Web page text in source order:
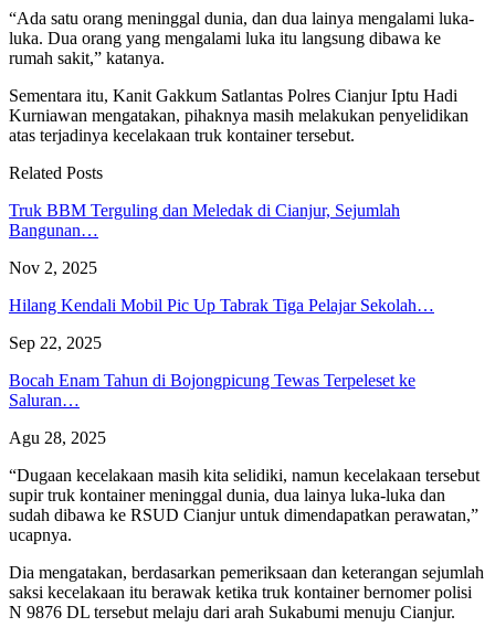
“Ada satu orang meninggal dunia, dan dua lainya mengalami luka-
luka. Dua orang yang mengalami luka itu langsung dibawa ke
rumah sakit,” katanya.
Sementara itu, Kanit Gakkum Satlantas Polres Cianjur Iptu Hadi
Kurniawan mengatakan, pihaknya masih melakukan penyelidikan
atas terjadinya kecelakaan truk kontainer tersebut.
Related Posts
Truk BBM Terguling dan Meledak di Cianjur, Sejumlah
Bangunan…
Nov 2, 2025
Hilang Kendali Mobil Pic Up Tabrak Tiga Pelajar Sekolah…
Sep 22, 2025
Bocah Enam Tahun di Bojongpicung Tewas Terpeleset ke
Saluran…
Agu 28, 2025
“Dugaan kecelakaan masih kita selidiki, namun kecelakaan tersebut
supir truk kontainer meninggal dunia, dua lainya luka-luka dan
sudah dibawa ke RSUD Cianjur untuk dimendapatkan perawatan,”
ucapnya.
Dia mengatakan, berdasarkan pemeriksaan dan keterangan sejumlah
saksi kecelakaan itu berawak ketika truk kontainer bernomer polisi
N 9876 DL tersebut melaju dari arah Sukabumi menuju Cianjur.